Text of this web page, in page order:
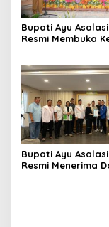
Bupati Ayu
Resmi Membuka
Bupati Ayu
Resmi Menerima